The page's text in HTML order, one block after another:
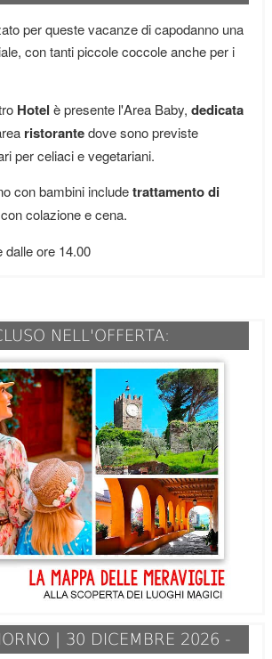
per queste vacanze di capodanno una
con tanti piccole coccole anche per i
Hotel è presente l'Area Baby, dedicata
ristorantedove sono previste
per celiaci e vegetariani.
con bambini includetrattamento di
con colazione e cena.
dalle ore 14.00
NELL'OFFERTA:
| 30 DICEMBRE 2026 -